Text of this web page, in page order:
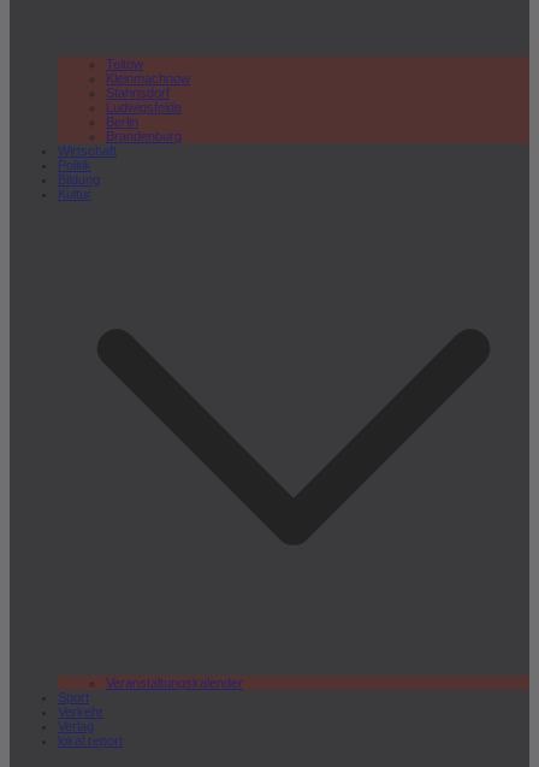
Teltow
Kleinmachnow
Stahnsdorf
Ludwigsfelde
Berlin
Brandenburg
Wirtschaft
Politik
Bildung
Kultur
Veranstaltungskalender
Sport
Verkehr
Verlag
lokal.report